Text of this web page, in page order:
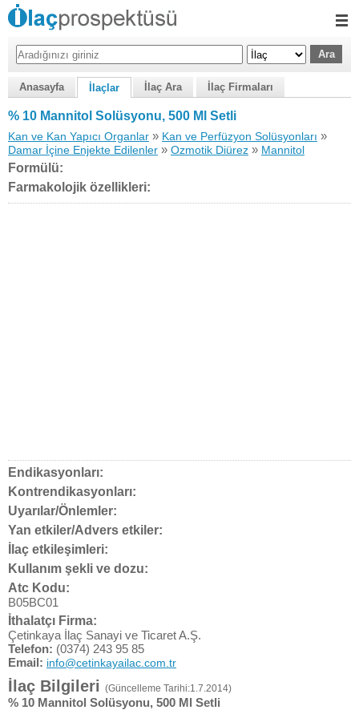
Anasayfa İlaçlar İlaç Ara İlaç Firmaları
% 10 Mannitol Solüsyonu, 500 Ml Setli
Kan ve Kan Yapıcı Organlar » Kan ve Perfüzyon Solüsyonları »
Damar İçine Enjekte Edilenler » Ozmotik Diürez » Mannitol
Formülü:
Farmakolojik özellikleri:
Endikasyonları:
Kontrendikasyonları:
Uyarılar/Önlemler:
Yan etkiler/Advers etkiler:
İlaç etkileşimleri:
Kullanım şekli ve dozu:
Atc Kodu:
B05BC01
İthalatçı Firma:
Çetinkaya İlaç Sanayi ve Ticaret A.Ş.
Telefon: (0374) 243 95 85
Email: info@cetinkayailac.com.tr
İlaç Bilgileri (Güncelleme Tarihi:1.7.2014)
% 10 Mannitol Solüsyonu, 500 Ml Setli